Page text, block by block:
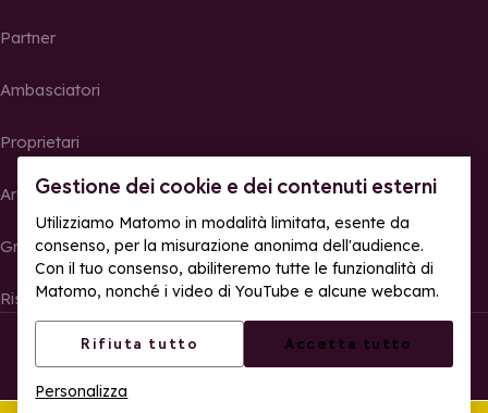
Gestione dei cookie e dei contenuti esterni
Utilizziamo Matomo in modalità limitata, esente da
consenso, per la misurazione anonima dell'audience.
Con il tuo consenso, abiliteremo tutte le funzionalità di
Matomo, nonché i video di YouTube e alcune webcam.
Rifiuta tutto Accetta tutto
Personalizza
Partner
Ambasciatori
Proprietari
Area Stampa
Gruppi, seminari e tour operator
Risultati e foto delle gare
© La Rosière – Tutti i diritti riservati
Accessibilità web: parzialmente conforme